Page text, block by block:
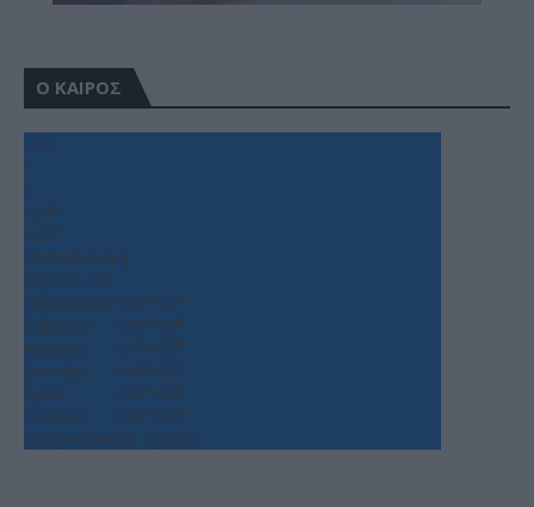
Ο ΚΑΙΡΟΣ
+33
°
C
+34°
+25°
Θεσσαλονίκη
Πέμπτη, 06
Παρασκευή+35°+27°
Σάββατο
+39°+27°
Κυριακή
+37°+27°
Δευτέρα
+34°+26°
Τρίτη
+35°+25°
Τετάρτη
+36°+24°
Πρόγνωση για 7 μέρες